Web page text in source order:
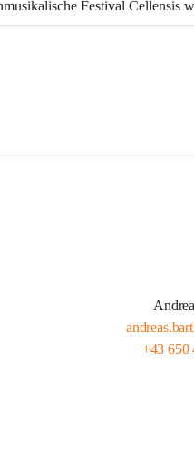
Festival Cellensis
+43 650